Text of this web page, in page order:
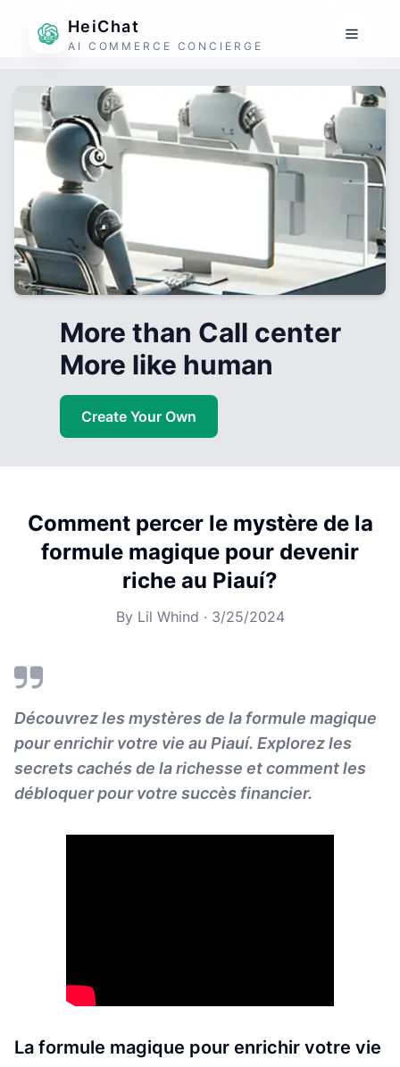
HeiChat
AI COMMERCE CONCIERGE
More than Call center
More like human
Create Your Own
Comment percer le mystère de la
formule magique pour devenir
riche au Piauí?
By Lil Whind · 3/25/2024
Découvrez les mystères de la formule magique
pour enrichir votre vie au Piauí. Explorez les
secrets cachés de la richesse et comment les
débloquer pour votre succès financier.
La formule magique pour enrichir votre vie